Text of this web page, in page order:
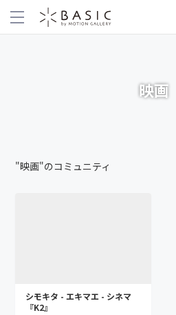
映画
"映画"のコミュニティ
シモキタ - エキマエ - シネマ
『K2』